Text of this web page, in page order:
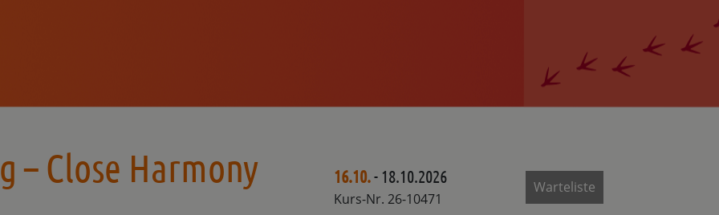
– Close Harmony 16.10.- 18.10.2026
Kurs-Nr. 26-10471
Warteliste